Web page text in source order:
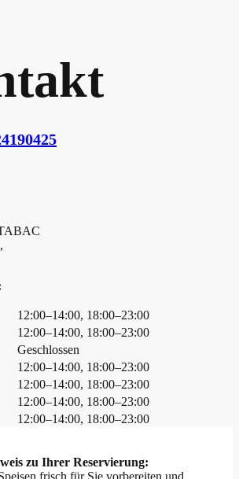
12:00–14:00, 18:00–23:00
12:00–14:00, 18:00–23:00
Geschlossen
12:00–14:00, 18:00–23:00
12:00–14:00, 18:00–23:00
12:00–14:00, 18:00–23:00
12:00–14:00, 18:00–23:00
zu Ihrer Reservierung: